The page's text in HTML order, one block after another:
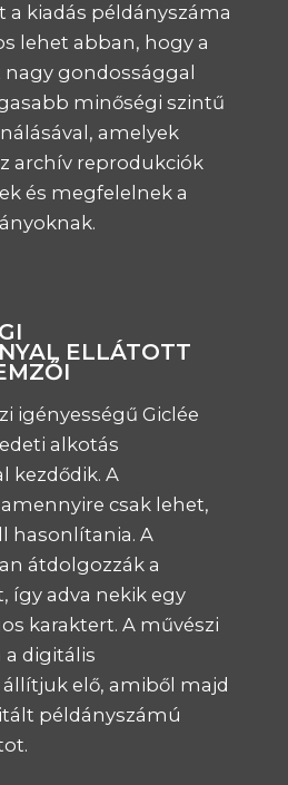
a kiadás példányszáma
lehet abban, hogy a
gondossággal
minőségi szintű
amelyek
archív reprodukciók
és megfelelnek a
ELLÁTOTT
igényességű Giclée
alkotás
kezdődik. A
csak lehet,
hasonlítania. A
átdolgozzák a
így adva nekik egy
karaktert. A művészi
a digitális
elő, amiből majd
példányszámú